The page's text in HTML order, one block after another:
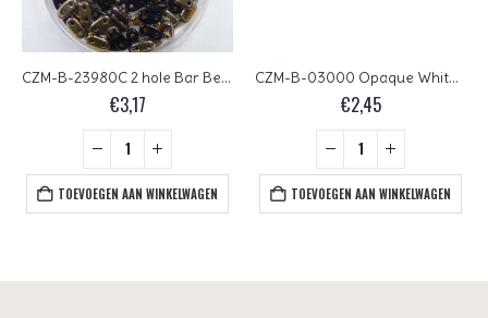
CZM-B-23980C 2 hole Bar Beads 6×3 mm Czech Mates Apollo Jet
€3,17
TOEVOEGEN AAN WINKELWAGEN
CZM-B-03000 Opaque White CzechMates® Bar 10 gram
€2,45
TOEVOEGEN AAN WINKELWAGEN